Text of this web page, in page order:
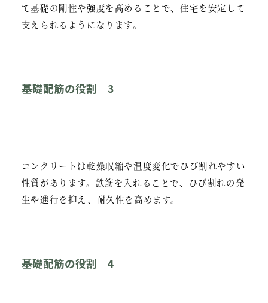
て基礎の剛性や強度を高めることで、住宅を安定して
支えられるようになります。
基礎配筋の役割 3
コンクリートは乾燥収縮や温度変化でひび割れやすい
性質があります。鉄筋を入れることで、ひび割れの発
生や進行を抑え、耐久性を高めます。
基礎配筋の役割 4